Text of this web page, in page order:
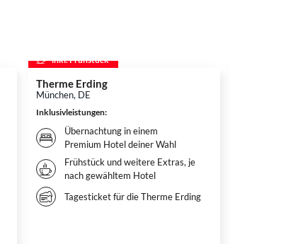
inkl. Frühstück
Therme Erding
München, DE
Inklusivleistungen:
Übernachtung in einem
Premium Hotel deiner Wahl
Frühstück und weitere Extras, je
nach gewähltem Hotel
Tagesticket für die Therme Erding